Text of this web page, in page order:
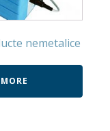
nemetalice